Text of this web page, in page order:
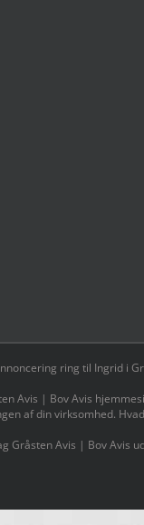
ring til Ingrid i
Avis | Bov Avis
af din virksomhed.
Gråsten Avis | Bov Avis